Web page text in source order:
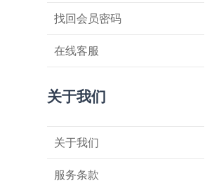
找回会员密码
在线客服
关于我们
关于我们
服务条款